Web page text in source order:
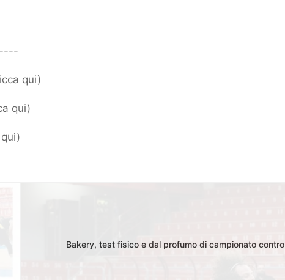
qui)
qui)
)
Bakery, test fisico e dal profumo di campionato